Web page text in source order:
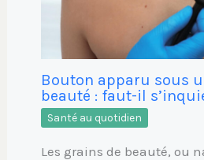
Bouton apparu sous
beauté : faut-il
Santé au quotidien
Les grains de beauté, ou